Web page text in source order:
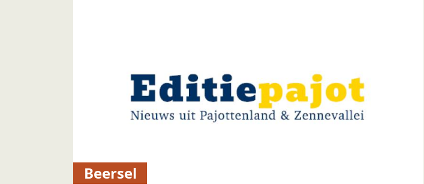
Beersel